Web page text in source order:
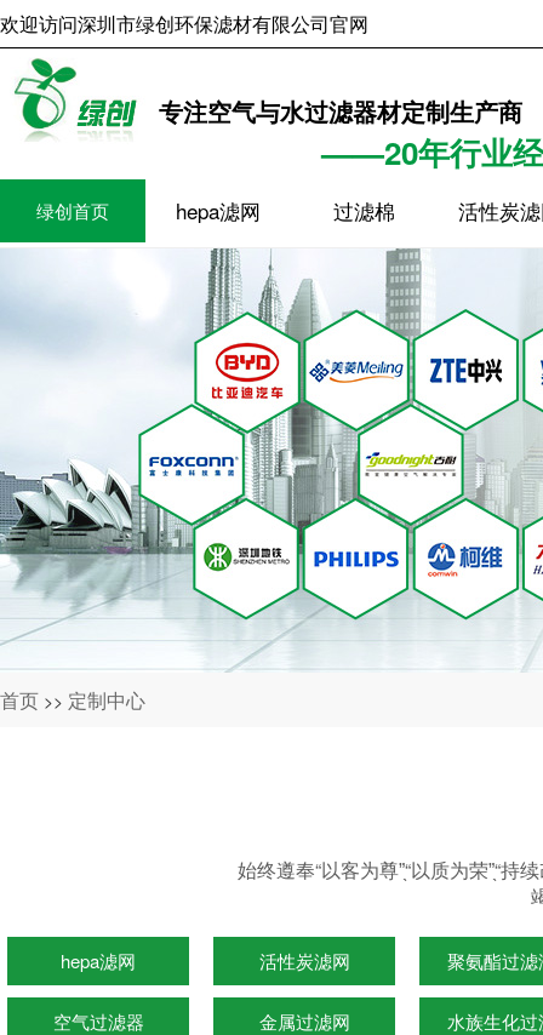
2026年8月6日
欢迎访问深圳市绿创环保滤材有限公司官网
绿创首页 hepa滤网 过滤棉 活性炭
专注空气与水过滤器材定制生产商
——20年行业
首页 >> 定制中心
始终遵奉“以客为尊”̖“以质为荣”̖“
hepa滤网 活性炭滤网 聚氨酯过滤
空气过滤器 金属过滤网 水族生化过